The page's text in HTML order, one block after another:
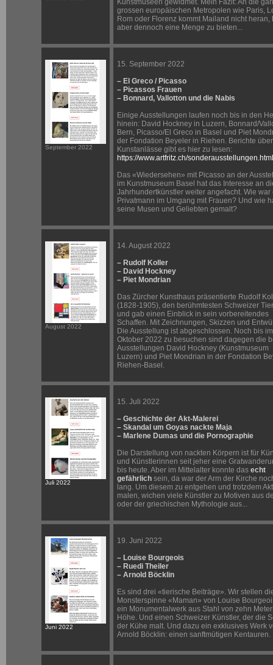
Kunstmuseen gewidmet. Mein Fazit: An die
grossen europäischen Metropolen wie Paris,
Rom oder Florenz kommt Mailand nicht heran,
aber dennoch eine Menge zu bieten...
September 2022
15. September 2022
– El Greco / Picasso
– Picassos Frauen
– Bonnard, Vallotton und die Nabis
Einige Ausstellungen laufen noch bis in den
hinein: David Hockney in Luzern, Bonnard/
Bern, Picasso/El Greco in Basel und Piet
der Fondation Beyeler in Riehen. Berichte
Kunstanlässe gibt es hier zu lesen:
https://www.artfritz.ch/sonderausstellungen.html
Das «Wiedersehen» mit Picasso an der
im Kunstmuseum Basel hat das Interesse an
Jahrhundertkünstler weiter angefacht. Wie war
Privatmann im Umgang mit Frauen? Und wie
seine Musen und Geliebten gemalt?
August 2022
14. August 2022
– Rudolf Koller
– David Hockney
– Piet Mondrian
Das Zürcher Kunsthaus präsentierte Rudolf
(1828-1905), den berühmtesten Schweizer
und gab einen Einblick in sein vorbereitendes
Schaffen. Mit Zeichnungen, Skizzen und
Die Ausstellung ist abgeschlossen. Noch bis im
Oktober 2022 zu besuchen sind dagegen die
Ausstellungen David Hockney (Kunstmuseum
Luzern) und Piet Mondrian in der Fondation
Riehen-Basel.
Juli 2022
15. Juli 2022
– Geschichte der Akt-Malerei
– Skandal um Goyas nackte Maja
– Marlene Dumas und die Pornographie
Die Darstellung von nackten Körpern ist für
und Künstlerinnen seit jeher eine
bis heute. Aber im Mittelalter konnte das echt
gefährlich sein, da war der Arm der Kirche
lang. Um diesem zu entgehen und trotzdem
malen, wichen viele Künstler zu Motiven aus
oder der griechischen Mythologie aus...
Juni 2022
19. Juni 2022
– Louise Bourgeois
– Ruedi Theiler
– Arnold Böcklin
Es sind drei «tierische Beiträge». Wir stellen
Monsterspinne «Maman» von Louise
ein Monumentalwerk aus Stahl von zehn
Höhe. Und einen Schweizer Künstler, der die
der Kühe malt. Und dazu ein exklusives Werk
Arnold Böcklin: einen sanftmütigen Kentauren.